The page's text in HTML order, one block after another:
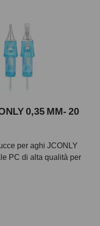
0,35 MM- 20
per aghi JCONLY
PC di alta qualità per